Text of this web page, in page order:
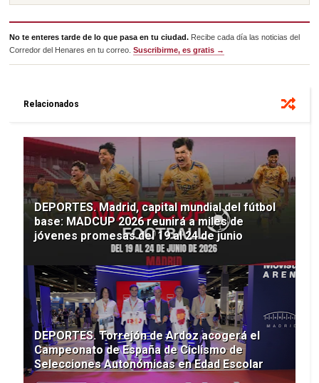
No te enteres tarde de lo que pasa en tu ciudad. Recibe cada día las noticias del
Corredor del Henares en tu correo.Suscribirme, es gratis →
Relacionados
DEPORTES. Madrid, capital mundial del fútbol
base: MADCUP 2026 reunirá a miles de
jóvenes promesas del 19 al 24 de junio
DEPORTES. Torrejón de Ardoz acogerá el
Campeonato de España de Ciclismo de
Selecciones Autonómicas en Edad Escolar